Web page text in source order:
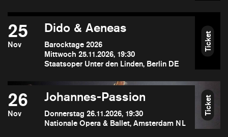
25
Nov
Dido & Aeneas
Barocktage 2026
Mittwoch 25.11.2026, 19:30
Staatsoper Unter den Linden, Berlin DE
Ticket
26
Nov
Johannes-Passion
Donnerstag 26.11.2026, 19:30
Nationale Opera & Ballet, Amsterdam NL
Ticket